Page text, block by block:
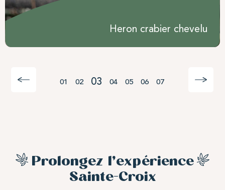
Heron crabier chevelu
01 02 03 04 05 06 07
Prolongez l’expérience
Sainte-Croix